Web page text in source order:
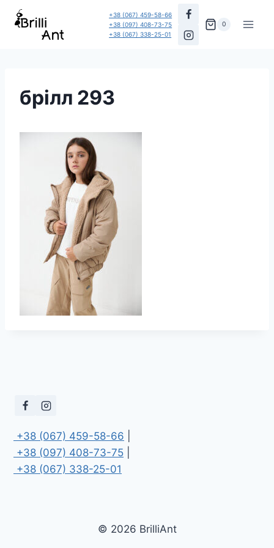
Перейти
+38 (067) 459-58-66
+38 (097) 408-73-75
+38 (067) 338-25-01
0
брілл 293
+38 (067) 459-58-66
+38 (097) 408-73-75
+38 (067) 338-25-01
© 2026 BrilliAnt